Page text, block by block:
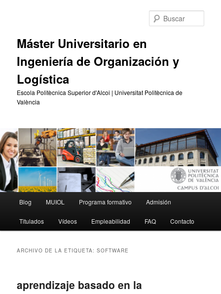
Máster Universitario en
Ingeniería de Organización y
Logística
Escola Politècnica Superior d'Alcoi | Universitat Politècnica de
València
principal
Blog MUIOL Programa formativo Admisión
Titulados Vídeos Empleabilidad FAQ Contacto
ARCHIVO DE LA ETIQUETA:SOFTWARE
aprendizaje basado en la